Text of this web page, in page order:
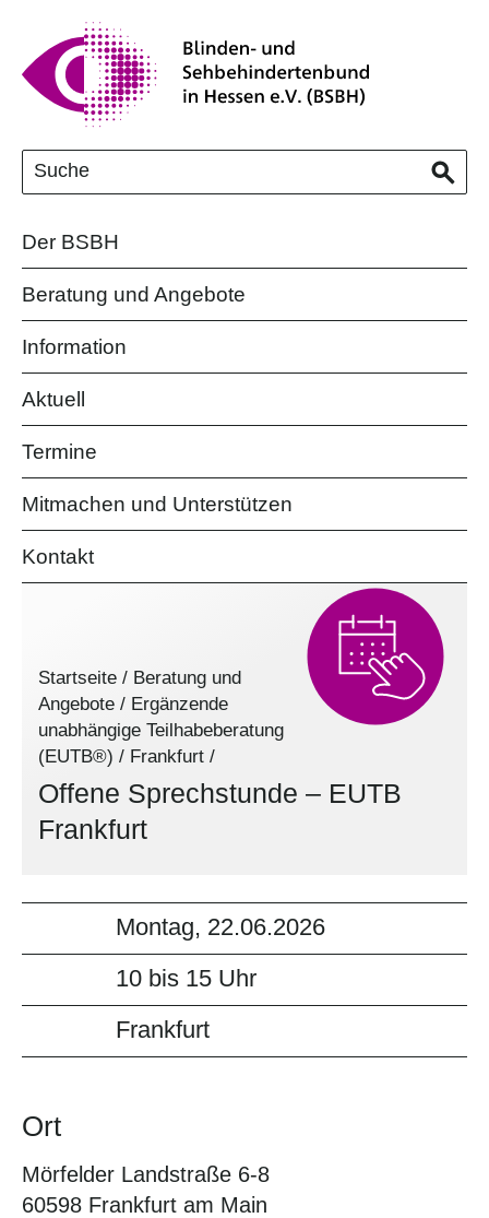
Der BSBH
Beratung und Angebote
Information
Aktuell
Termine
Mitmachen und Unterstützen
Kontakt
Startseite / Beratung und
Angebote / Ergänzende
unabhängige Teilhabeberatung
(EUTB®) / Frankfurt /
Offene Sprechstunde – EUTB
Frankfurt
Montag, 22.06.2026
10 bis 15 Uhr
Frankfurt
Ort
Mörfelder Landstraße 6-8
60598 Frankfurt am Main